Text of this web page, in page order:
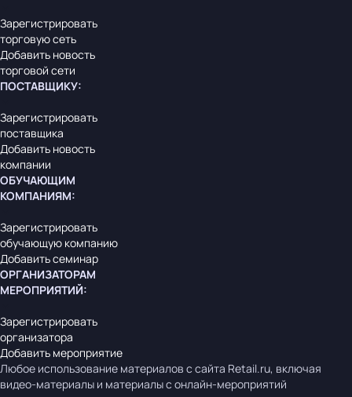
Зарегистрировать
торговую сеть
Добавить новость
торговой сети
ПОСТАВЩИКУ:
Зарегистрировать
поставщика
Добавить новость
компании
ОБУЧАЮЩИМ
КОМПАНИЯМ:
Зарегистрировать
обучающую компанию
Добавить семинар
ОРГАНИЗАТОРАМ
МЕРОПРИЯТИЙ:
Зарегистрировать
организатора
Добавить мероприятие
Любое использование материалов с сайта Retail.ru, включая
видео-материалы и материалы с онлайн-мероприятий